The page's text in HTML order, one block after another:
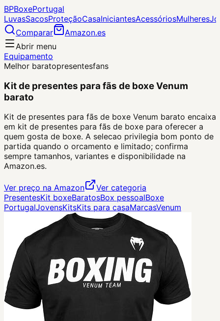
BPBoxePortugal
LuvasSacosProteçãoCasaIniciantesAcessóriosMulheres
Comparar
Amazon.es
Abrir menu
Equipamento
Melhor baratopresentesfans
Kit de presentes para fãs de boxe Venum
barato
Kit de presentes para fãs de boxe Venum barato encaixa
em kit de presentes para fãs de boxe para oferecer a
quem gosta de boxe. A selecao privilegia bom ponto de
partida quando o orcamento e limitado; confirma
sempre tamanhos, variantes e disponibilidade na
Amazon.es.
Ver preço na Amazon
Ver categoria
PresentesKit boxeBaratosBox pessoalBoxe
PortugalJovensKitsKits para casaMarcasVenum